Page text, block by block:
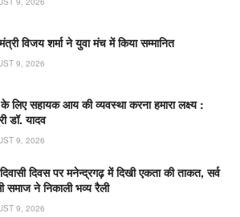
विजय शर्मा ने युवा मंच में किया सम्मानित
9, 2026
के लिए सहायक आय की व्यवस्था करना हमारा लक्ष्य :
डॉ. यादव
9, 2026
दिवस पर मनेन्द्रगढ़ में दिखी एकता की ताकत, सर्व
समाज ने निकाली भव्य रैली
9, 2026